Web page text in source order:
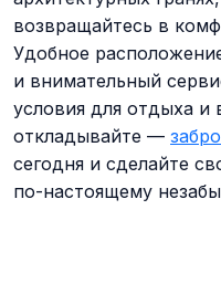
возвращайтесь в
Удобное
и внимательный
условия для отдыха и
откладывайте —
сегодня и сделайте
по-настоящему